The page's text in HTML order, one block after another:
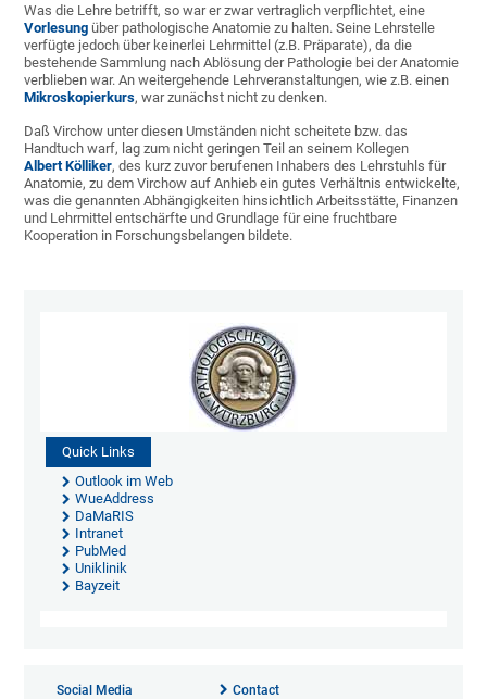
Was die Lehre betrifft, so war er zwar vertraglich verpflichtet, eine
Vorlesung über pathologische Anatomie zu halten. Seine Lehrstelle
verfügte jedoch über keinerlei Lehrmittel (z.B. Präparate), da die
bestehende Sammlung nach Ablösung der Pathologie bei der Anatomie
verblieben war. An weitergehende Lehrveranstaltungen, wie z.B. einen
Mikroskopierkurs, war zunächst nicht zu denken.
Daß Virchow unter diesen Umständen nicht scheitete bzw. das
Handtuch warf, lag zum nicht geringen Teil an seinem Kollegen
Albert Kölliker, des kurz zuvor berufenen Inhabers des Lehrstuhls für
Anatomie, zu dem Virchow auf Anhieb ein gutes Verhältnis entwickelte,
was die genannten Abhängigkeiten hinsichtlich Arbeitsstätte, Finanzen
und Lehrmittel entschärfte und Grundlage für eine fruchtbare
Kooperation in Forschungsbelangen bildete.
Quick Links
Outlook im Web
WueAddress
DaMaRIS
Intranet
PubMed
Uniklinik
Bayzeit
Social Media Contact